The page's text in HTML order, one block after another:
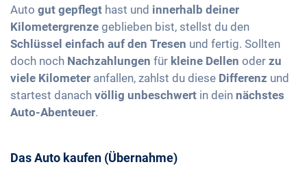
Auto gut gepflegt hast und innerhalb deiner
Kilometergrenze geblieben bist, stellst du den
Schlüssel einfach auf den Tresen und fertig. Sollten
doch noch Nachzahlungen für kleine Dellen oder zu
viele Kilometer anfallen, zahlst du diese Differenz und
startest danach völlig unbeschwert in dein nächstes
Auto-Abenteuer.
Das Auto kaufen (Übernahme)